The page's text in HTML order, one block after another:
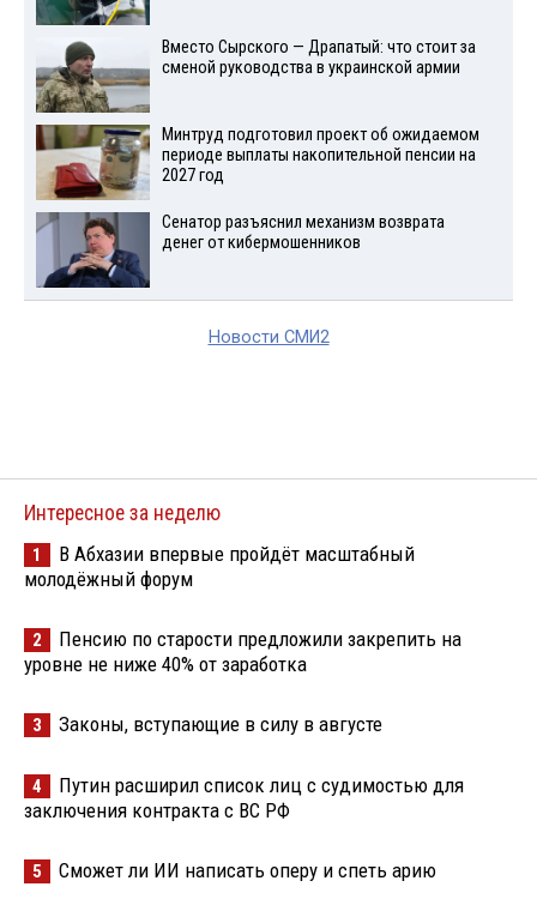
Вместо Сырского — Драпатый: что стоит за
сменой руководства в украинской армии
Минтруд подготовил проект об ожидаемом
периоде выплаты накопительной пенсии на
2027 год
Сенатор разъяснил механизм возврата
денег от кибермошенников
Новости СМИ2
Интересное за неделю
1
В Абхазии впервые пройдёт масштабный
молодёжный форум
2
Пенсию по старости предложили закрепить на
уровне не ниже 40% от заработка
3 Законы, вступающие в силу в августе
4
Путин расширил список лиц с судимостью для
заключения контракта с ВС РФ
5 Сможет ли ИИ написать оперу и спеть арию